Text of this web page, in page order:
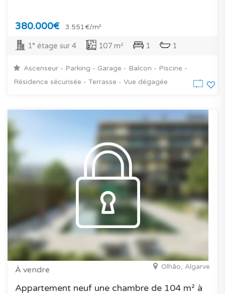
380.000€ 3.551€/m²
1° étage sur 4 107 m² 1 1
Ascenseur - Parking - Garage - Balcon - Piscine -
Résidence sécurisée - Terrasse - Vue dégagée
À vendre Olhão, Algarve
Appartement neuf une chambre de 104 m² à